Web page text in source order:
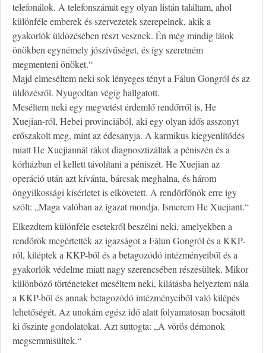
telefonálok. A telefonszámát egy olyan listán találtam, ahol
különféle emberek és szervezetek szerepelnek, akik a
gyakorlók üldözésében részt vesznek. Én még mindig látok
önökben egynémely jószívűséget, és így szeretném
megmenteni önöket.“
Majd elmeséltem neki sok lényeges tényt a Fálun Gongról és az
üldözésről. Nyugodtan végig hallgatott.
Meséltem neki egy megvetést érdemlő rendőrről is, He
Xuejian-ról, Hebei provinciából, aki egy olyan idős asszonyt
erőszakolt meg, mint az édesanyja. A karmikus kiegyenlítődés
miatt He Xuejiannál rákot diagnosztizáltak a péniszén és a
kórházban el kellett távolítani a péniszét. He Xuejian az
operáció után azt kívánta, bárcsak meghalna, és három
öngyilkossági kísérletet is elkövetett. A rendőrfőnök erre így
szólt: „Maga valóban az igazat mondja. Ismerem He Xuejiant.“
Elkezdtem különféle esetekről beszélni neki, amelyekben a
rendőrök megértették az igazságot a Fálun Gongról és a KKP-
ről, kiléptek a KKP-ből és a betagozódó intézményeiből és a
gyakorlók védelme miatt nagy szerencsében részesültek. Mikor
különböző történeteket meséltem neki, kilátásba helyeztem nála
a KKP-ből és annak betagozódó intézményeiből való kilépés
lehetőségét. Az unokám egész idő alatt folyamatosan bocsátott
ki őszinte gondolatokat. Azt suttogta: „A vörös démonok
megsemmisültek.“